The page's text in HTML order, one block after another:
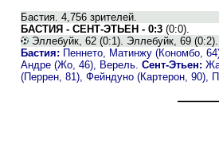
Бастия. 4,756 зрителей.
БАСТИЯ - СЕНТ-ЭТЬЕН - 0:3(0:0).
Эллебуйк, 62 (0:1). Эллебуйк, 69 (0:2).
Бастия: Пеннето, Матинжу (Кономбо,
Андре (Жо, 46), Верель. Сент-Этьен:
(Перрен, 81), Фейндуно (Картерон, 90),